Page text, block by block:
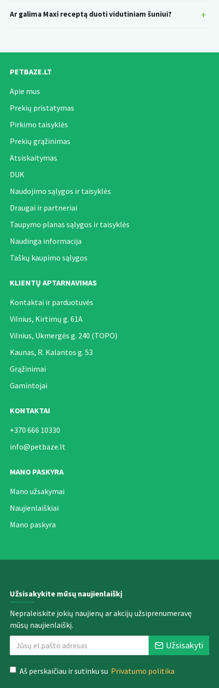
Ar galima Maxi receptą duoti vidutiniam šuniui?
PETBAZE.LT
Apie mus
Prekių pristatymas
Pirkimo taisyklės
Prekių grąžinimas
Atsiskaitymas
DUK
Naudojimo sąlygos ir taisyklės
Draugai ir partneriai
Taupymo planas sąlygos ir taisyklės
Naudinga informacija
Taškų kaupimo sąlygos
KLIENTŲ APTARNAVIMAS
Kontaktai ir parduotuvės
Vilnius, Kirtimų g. 61A
Vilnius, Ukmergės g. 240 (TOPO)
Kaunas, R. Kalantos g. 53
Grąžinimai
Gamintojai
KONTAKTAI
+370 666 10330
info@petbaze.lt
MANO PASKYRA
Mano užsakymai
Naujienlaiškiai
Mano paskyra
Užsisakykite mūsų naujienlaiškį
Nepraleiskite jokių naujienų ar akcijų užsiprenumeravę
mūsų naujienlaiškį.
Užsisakyti
Aš perskaičiau ir sutinku su Privatumo politika